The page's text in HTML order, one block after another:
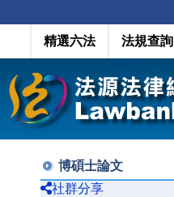
精選六法 法規查詢
博碩士論文
社群分享